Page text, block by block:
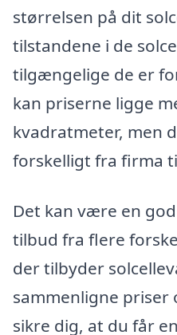
størrelsen på dit
tilstandene i de
tilgængelige de er
kan priserne ligge
kvadratmeter, men
forskelligt fra firma
Det kan være en
tilbud fra flere
der tilbyder
sammenligne priser
sikre dig, at du får